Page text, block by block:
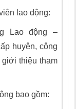
lao động:
Lao động –
huyện, công
thiệu tham
bao gồm: